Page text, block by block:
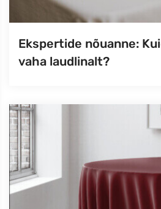
Ekspertide nõuanne:
vaha laudlinalt?